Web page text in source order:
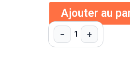
Ajouter au
− 1 +